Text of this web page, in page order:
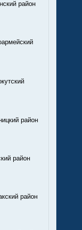
район
район
район
район